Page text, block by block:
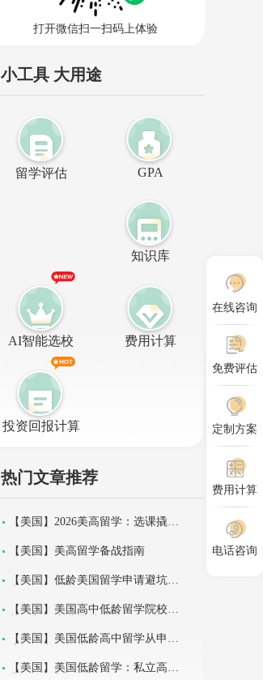
打开微信扫一扫码上体验
小工具 大用途
留学评估 GPA
知识库
AI智能选校 费用计算
投资回报计算
热门文章推荐
【美国】2026美高留学：选课撬动T
【美国】美高留学备战指南
【美国】低龄美国留学申请避坑指
【美国】美国高中低龄留学院校推
【美国】美国低龄高中留学从申请
【美国】美国低龄留学：私立高中
在线咨询
免费评估
定制方案
费用计算
电话咨询